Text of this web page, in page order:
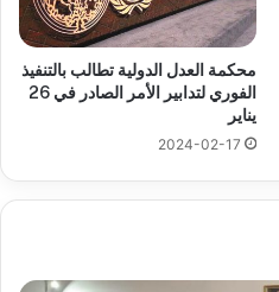
محكمة العدل الدولية تطالب بالتنفيذ
الفوري لتدابير الأمر الصادر في 26
يناير
2024-02-17